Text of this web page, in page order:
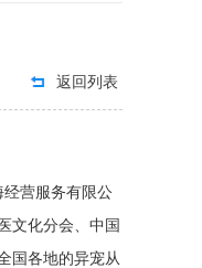
返回列表
经营服务有限公
文化分会、中国
国各地的异宠从